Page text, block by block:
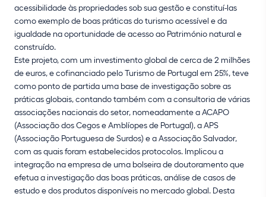
acessibilidade às propriedades sob sua gestão e constituí-las
como exemplo de boas práticas do turismo acessível e da
igualdade na oportunidade de acesso ao Património natural e
construído.
Este projeto, com um investimento global de cerca de 2 milhões
de euros, e cofinanciado pelo Turismo de Portugal em 25%, teve
como ponto de partida uma base de investigação sobre as
práticas globais, contando também com a consultoria de várias
associações nacionais do setor, nomeadamente a ACAPO
(Associação dos Cegos e Amblíopes de Portugal), a APS
(Associação Portuguesa de Surdos) e a Associação Salvador,
com as quais foram estabelecidos protocolos. Implicou a
integração na empresa de uma bolseira de doutoramento que
efetua a investigação das boas práticas, análise de casos de
estudo e dos produtos disponíveis no mercado global. Desta